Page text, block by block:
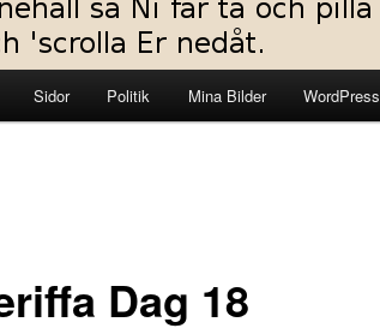
Sidor Politik Mina Bilder WordPress
Dag 18